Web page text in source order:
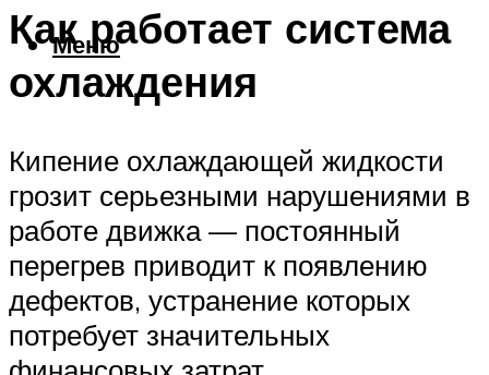
Меню
Как работает система
охлаждения
Кипение охлаждающей жидкости
грозит серьезными нарушениями в
работе движка — постоянный
перегрев приводит к появлению
дефектов, устранение которых
потребует значительных